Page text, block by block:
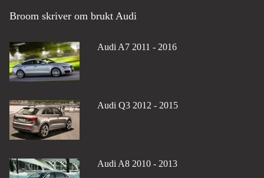
Broom skriver om brukt Audi
Audi A7 2011 - 2016
Audi Q3 2012 - 2015
Audi A8 2010 - 2013